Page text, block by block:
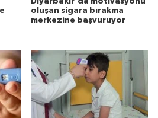
oluşan sigara bırakma
merkezine başvuruyor